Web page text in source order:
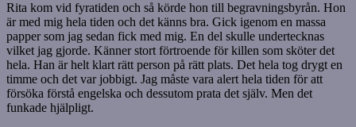
Rita kom vid fyratiden och så körde hon till begravningsbyrån. Hon
är med mig hela tiden och det känns bra. Gick igenom en massa
papper som jag sedan fick med mig. En del skulle undertecknas
vilket jag gjorde. Känner stort förtroende för killen som sköter det
hela. Han är helt klart rätt person på rätt plats. Det hela tog drygt en
timme och det var jobbigt. Jag måste vara alert hela tiden för att
försöka förstå engelska och dessutom prata det själv. Men det
funkade hjälpligt.